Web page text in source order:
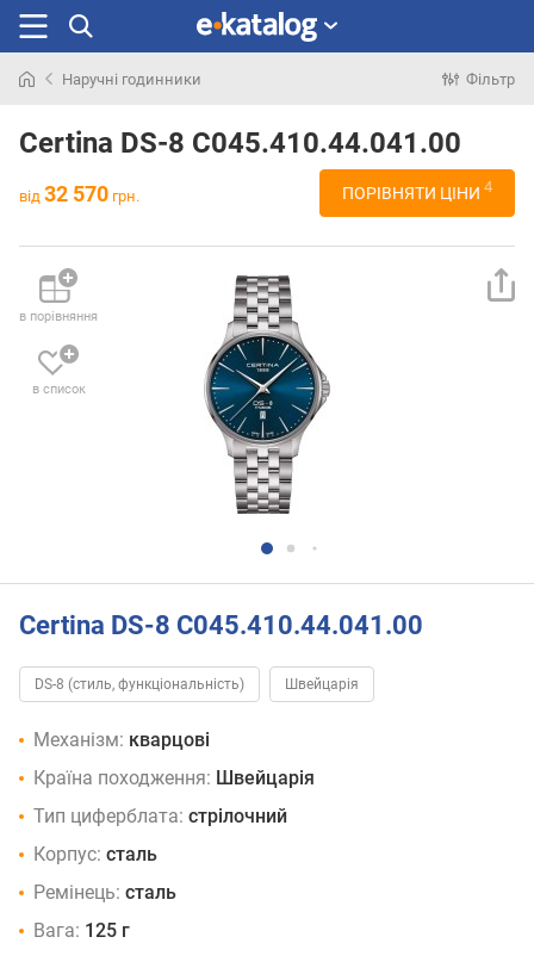
раніше
Наручні годинники Фільтр
Certina DS-8 C045.410.44.041.00
від 32 570 грн. ПОРІВНЯТИ ЦІНИ 4
в порівняння
в список
Certina DS-8 C045.410.44.041.00
DS-8 (стиль, функціональність) Швейцарія
Механізм: кварцові
Країна походження: Швейцарія
Тип циферблата: стрілочний
Корпус: сталь
Ремінець: сталь
Вага: 125 г